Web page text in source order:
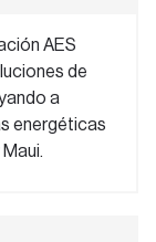
AES
de
a
energéticas